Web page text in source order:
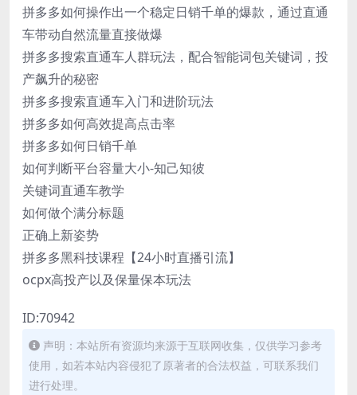
拼多多如何操作出一个稳定日销千单的爆款，通过直通
车带动自然流量直接做爆
拼多多搜索直通车人群玩法，配合智能词包关键词，投
产飙升的秘密
拼多多搜索直通车入门和进阶玩法
拼多多如何高效提高点击率
拼多多如何日销千单
如何判断平台容量大小-知己知彼
关键词直通车教学
如何做个满分标题
正确上新姿势
拼多多黑科技课程【24小时直播引流】
ocpx高投产以及保量保本玩法
ID:70942
声明：本站所有资源均来源于互联网收集，仅供学习参考
使用，如若本站内容侵犯了原著者的合法权益，可联系我们
进行处理。